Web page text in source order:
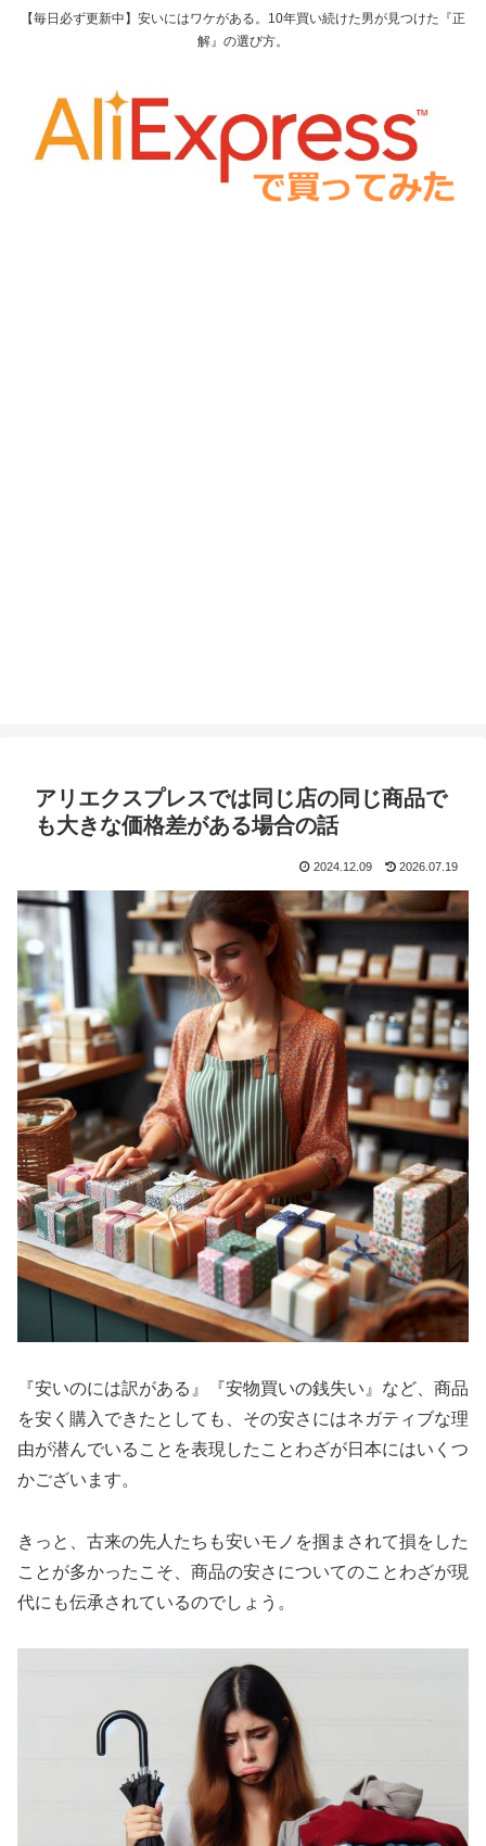
【毎日必ず更新中】安いにはワケがある。10年買い続けた男が見つけた『正
解』の選び方。
アリエクスプレスでは同じ店の同じ商品で
も大きな価格差がある場合の話
2024.12.09 2026.07.19
『安いのには訳がある』『安物買いの銭失い』など、商品
を安く購入できたとしても、その安さにはネガティブな理
由が潜んでいることを表現したことわざが日本にはいくつ
かございます。
きっと、古来の先人たちも安いモノを掴まされて損をした
ことが多かったこそ、商品の安さについてのことわざが現
代にも伝承されているのでしょう。